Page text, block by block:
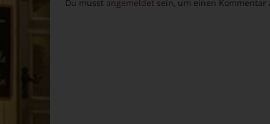
Du musst angemeldetsein, um einen Kommentar